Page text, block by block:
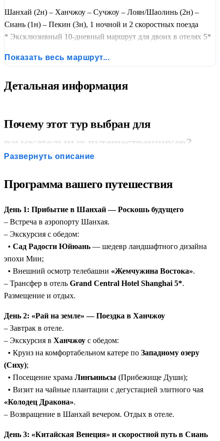
Шанхай (2н) – Ханчжоу – Сучжоу – Лоян/Шаолинь (2н) –
Сиань (1н) – Пекин (3н), 1 ночной и 2 скоростных поезда
* Эксклюзивный 10-дневный маршрут для двоих в отелях 5*
озеро Сиху, монастырь Шаолинь, Терракотовая армия и
русскоговорящий гид, обеды с уткой по-пекински.
Показать весь маршрут...
Детальная информация
Почему этот тур выбран для
взыскательных путешественников?
расположенных в удобных районах городов.
Комфортная логистика:
Перемещение между городами
на современных скоростных поездах (второй класс —
аналог бизнес-класса в Европе, с просторными креслами
и сервисом). Опционально доступен апгрейд до первого
класса.
Персональное внимание:
Индивидуальный
русскоговорящий гид и водитель на всем маршруте,
Развернуть описание
Программа вашего путешествия
День 1: Прибытие в Шанхай — Роскошь будущего
– Встреча в аэропорту Шанхая.
– Экскурсия с обедом:
• Сад Радости Юйюань — шедевр ландшафтного дизайна
эпохи Мин;
• Внешний осмотр телебашни «Жемчужина Востока».
– Трансфер в отель Grand Central Hotel Shanghai 5*.
Размещение и отдых.
День 2: «Рай на земле» — Поездка в Ханчжоу
– Завтрак в отеле.
– Экскурсия в Ханчжоу с обедом:
• Круиз на комфортабельном катере по Западному озеру
(Сиху);
• Посещение храма Линъиньсы (Прибежище Души);
• Визит на чайные плантации с дегустацией элитного чая
«Колодец Дракона».
– Возвращение в Шанхай вечером. Отдых в отеле.
День 3: «Китайская Венеция» и скоростной путь в Сиань